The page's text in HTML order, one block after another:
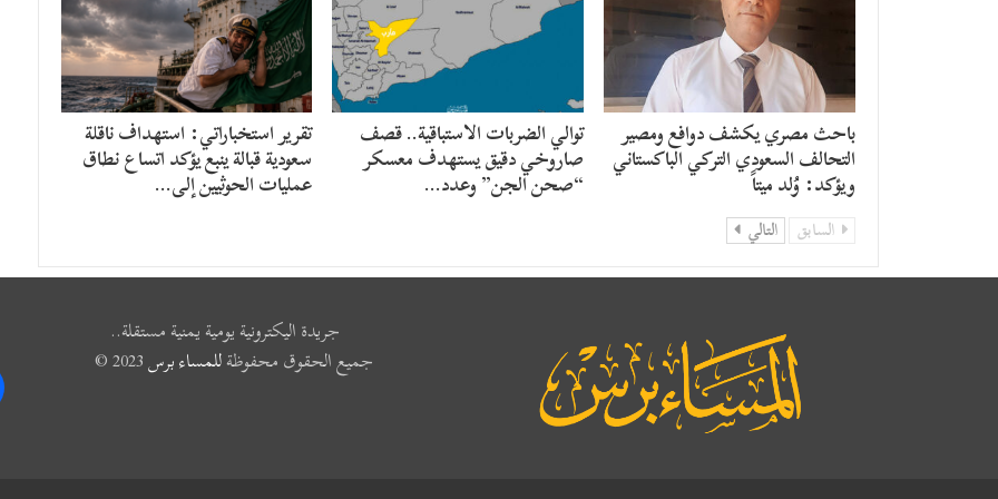
باحث مصري يكشف دوافع ومصير
التحالف السعودي التركي الباكستاني
ويؤكد: وُلد ميتاً
توالي الضربات الاستباقية.. قصف
صاروخي دقيق يستهدف معسكر
“صحن الجن” وعدد…
تقرير استخباراتي: استهداف ناقلة
سعودية قبالة ينبع يؤكد اتساع نطاق
عمليات الحوثيين إلى…
السابق التالي
جريدة اليكترونية يومية يمنية مستقلة..
جميع الحقوق محفوظةللمساء برس